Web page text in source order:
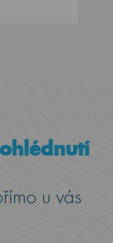
u vás